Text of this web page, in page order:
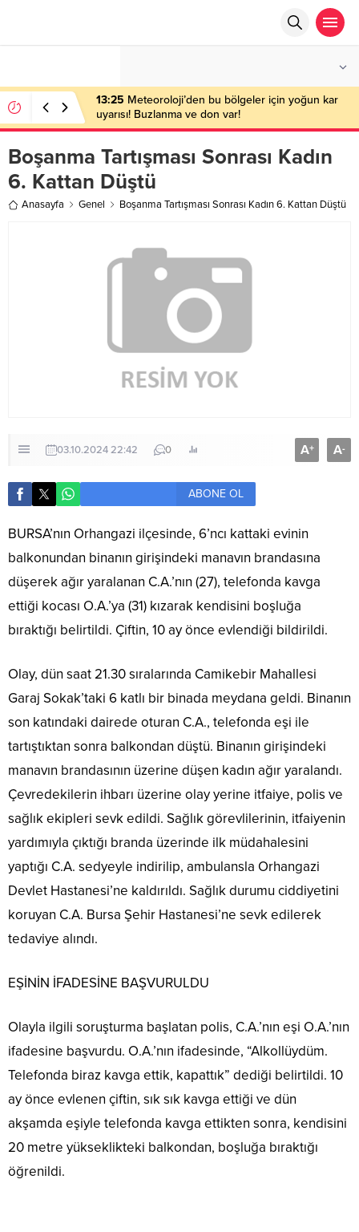
13:25 Meteoroloji’den bu bölgeler için yoğun kar
uyarısı! Buzlanma ve don var!
Boşanma Tartışması Sonrası Kadın
6. Kattan Düştü
Anasayfa Genel Boşanma Tartışması Sonrası Kadın 6. Kattan Düştü
03.10.2024 22:42 0 A+ A-
ABONE OL
BURSA’nın Orhangazi ilçesinde, 6’ncı kattaki evinin
balkonundan binanın girişindeki manavın brandasına
düşerek ağır yaralanan C.A.’nın (27), telefonda kavga
ettiği kocası O.A.’ya (31) kızarak kendisini boşluğa
bıraktığı belirtildi. Çiftin, 10 ay önce evlendiği bildirildi.
Olay, dün saat 21.30 sıralarında Camikebir Mahallesi
Garaj Sokak’taki 6 katlı bir binada meydana geldi. Binanın
son katındaki dairede oturan C.A., telefonda eşi ile
tartıştıktan sonra balkondan düştü. Binanın girişindeki
manavın brandasının üzerine düşen kadın ağır yaralandı.
Çevredekilerin ihbarı üzerine olay yerine itfaiye, polis ve
sağlık ekipleri sevk edildi. Sağlık görevlilerinin, itfaiyenin
yardımıyla çıktığı branda üzerinde ilk müdahalesini
yaptığı C.A. sedyeyle indirilip, ambulansla Orhangazi
Devlet Hastanesi’ne kaldırıldı. Sağlık durumu ciddiyetini
koruyan C.A. Bursa Şehir Hastanesi’ne sevk edilerek
tedaviye alındı.
EŞİNİN İFADESİNE BAŞVURULDU
Olayla ilgili soruşturma başlatan polis, C.A.’nın eşi O.A.’nın
ifadesine başvurdu. O.A.’nın ifadesinde, “Alkollüydüm.
Telefonda biraz kavga ettik, kapattık” dediği belirtildi. 10
ay önce evlenen çiftin, sık sık kavga ettiği ve dün
akşamda eşiyle telefonda kavga ettikten sonra, kendisini
20 metre yükseklikteki balkondan, boşluğa bıraktığı
öğrenildi.